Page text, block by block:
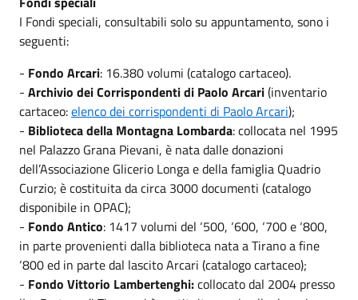
I Fondi speciali, consultabili solo su appuntamento, sono i
seguenti:
- Fondo Arcari: 16.380 volumi (catalogo cartaceo).
- Archivio dei Corrispondenti di Paolo Arcari(inventario
cartaceo:elenco dei corrispondenti di Paolo Arcari);
- Biblioteca della Montagna Lombarda: collocata nel 1995
nel Palazzo Grana Pievani, è nata dalle donazioni
dell’Associazione Glicerio Longa e della famiglia Quadrio
Curzio; è costituita da circa 3000 documenti (catalogo
disponibile in OPAC);
- Fondo Antico: 1417 volumi del ‘500, ‘600, ‘700 e ‘800,
in parte provenienti dalla biblioteca nata a Tirano a fine
‘800 ed in parte dal lascito Arcari (catalogo cartaceo);
- Fondo Vittorio Lambertenghi:collocato dal 2004 presso